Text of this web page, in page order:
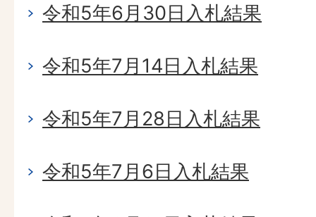
令和5年6月30日入札結果
令和5年7月14日入札結果
令和5年7月28日入札結果
令和5年7月6日入札結果